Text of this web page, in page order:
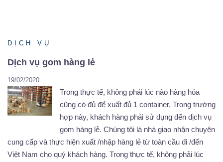
DỊCH VỤ
Dịch vụ gom hàng lẻ
19/02/2020
Trong thực tế, không phải lúc nào hàng hóa
cũng có đủ để xuất đủ 1 container. Trong trường
hợp này, khách hàng phải sử dụng đến dịch vụ
gom hàng lẻ. Chúng tôi là nhà giao nhận chuyên
cung cấp và thực hiện xuất /nhập hàng lẻ từ toàn cầu đi /đến
Việt Nam cho quý khách hàng. Trong thực tế, không phải lúc